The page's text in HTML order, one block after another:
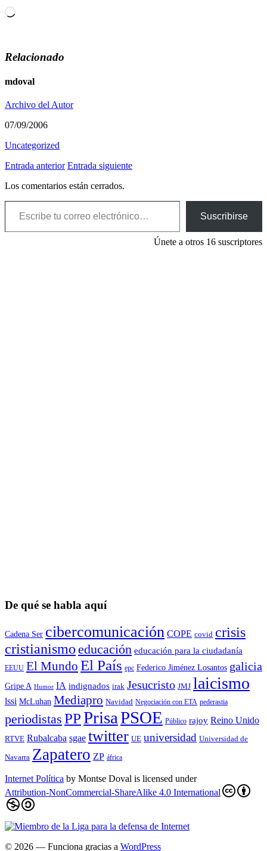
Cargando...
Relacionado
mdoval
Archivo del Autor
07/09/2006
Uncategorized
Entrada anterior Entrada siguiente
Los comentarios están cerrados.
Escribe tu correo electrónico…
Suscribirse
Únete a otros 16 suscriptores
De qué se habla aquí
Cadena Ser cibercomunicación COPE covid crisis
cristianismo educación educación para la ciudadaní­a
EEUU El Mundo El País epc Federico Jiménez Losantos galicia
Gripe A Humor IA indignados irak Jesucristo JMJ laicismo
lssi McLuhan Mediapro Navidad Negociación con ETA pederastia
periodistas PPPrisaPSOE Público rajoy Reino Unido
RTVE Rubalcaba sgae twitter UE universidad Universidad de
Navarra Zapatero ZP áfrica
Internet Política by Montse Doval is licensed under
Attribution-NonCommercial-ShareAlike 4.0 International
© 2026 — Funciona gracias a WordPress